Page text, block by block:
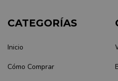
CATEGORÍAS
Inicio
Cómo Comprar